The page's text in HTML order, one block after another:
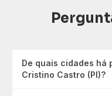
De quais cidades há
Cristino Castro (PI)?